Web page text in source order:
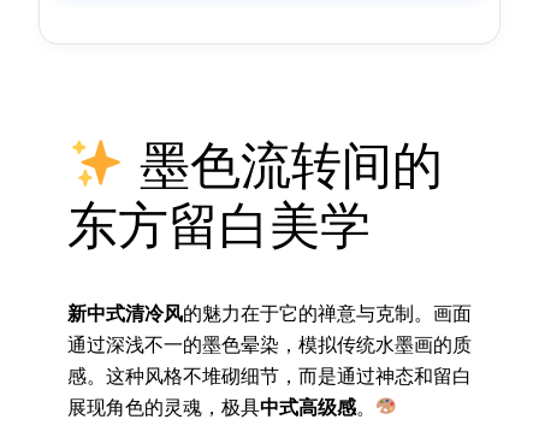
墨色流转间的
东方留白美学
新中式清冷风的魅力在于它的禅意与克制。画面
通过深浅不一的墨色晕染，模拟传统水墨画的质
感。这种风格不堆砌细节，而是通过神态和留白
展现角色的灵魂，极具中式高级感。